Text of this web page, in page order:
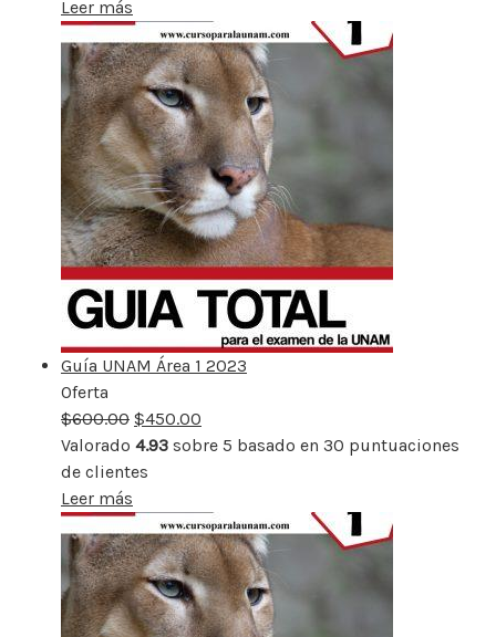
Leer más
Guía UNAM Área 1 2023
Oferta
rebajado
$600.00 $450.00
Valorado 4.93 sobre 5 basado en 30 puntuaciones
de clientes
Leer más